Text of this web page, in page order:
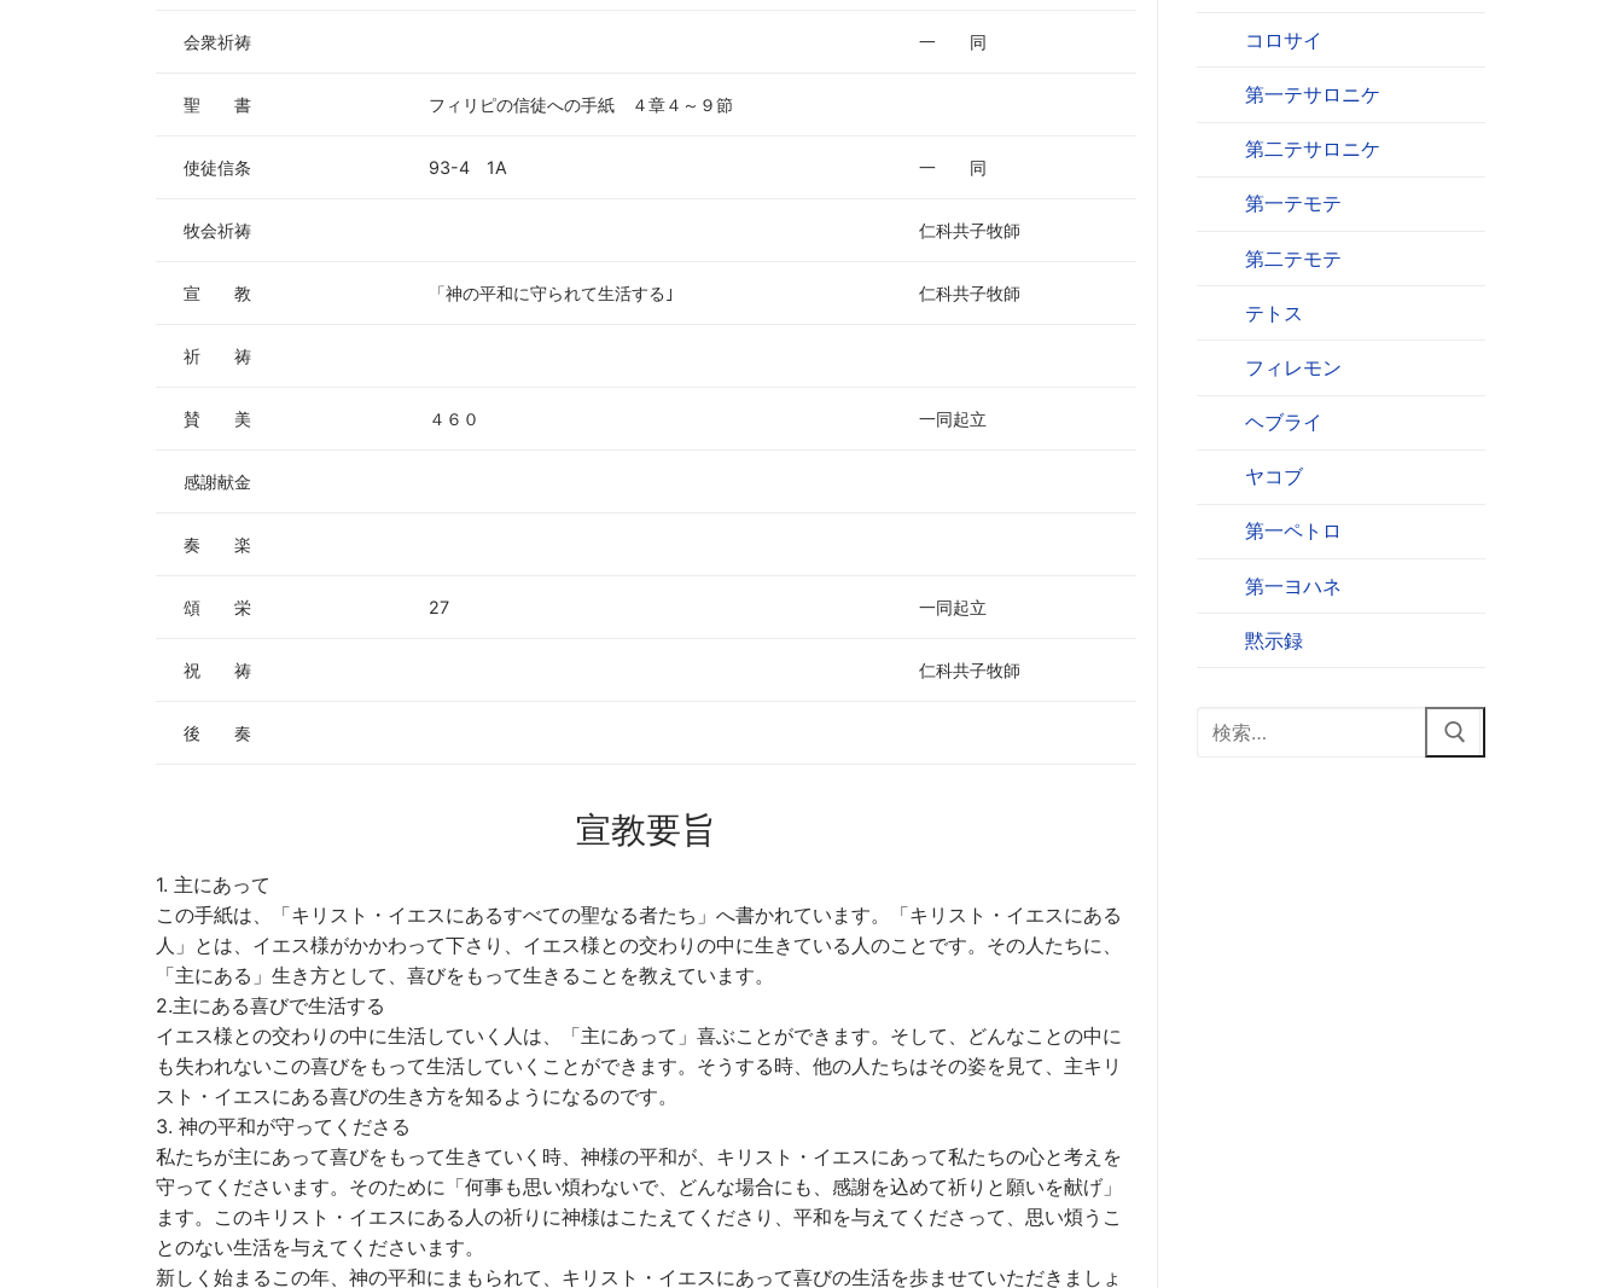
会衆祈祷 一 同
聖 書 フィリピの信徒への手紙 ４章４～９節
使徒信条 93-4 1A 一 同
牧会祈祷 仁科共子牧師
宣 教 「神の平和に守られて生活する ｣ 仁科共子牧師
祈 祷
賛 美 ４６０ 一同起立
感謝献金
奏 楽
頌 栄 27 一同起立
祝 祷 仁科共子牧師
後 奏
宣教要旨
1. 主にあって
この手紙は、「キリスト・イエスにあるすべての聖なる者たち」へ書かれています。「キリスト・イエスにある
人」とは、イエス様がかかわって下さり、イエス様との交わりの中に生きている人のことです。その人たちに、
「主にある」生き方として、喜びをもって生きることを教えています。
2.主にある喜びで生活する
イエス様との交わりの中に生活していく人は、「主にあって」喜ぶことができます。そして、どんなことの中に
も失われないこの喜びをもって生活していくことができます。そうする時、他の人たちはその姿を見て、主キリ
スト・イエスにある喜びの生き方を知るようになるのです。
3. 神の平和が守ってくださる
私たちが主にあって喜びをもって生きていく時、神様の平和が、キリスト・イエスにあって私たちの心と考えを
守ってくださいます。そのために「何事も思い煩わないで、どんな場合にも、感謝を込めて祈りと願いを献げ」
ます。このキリスト・イエスにある人の祈りに神様はこたえてくださり、平和を与えてくださって、思い煩うこ
とのない生活を与えてくださいます。
新しく始まるこの年、神の平和にまもられて、キリスト・イエスにあって喜びの生活を歩ませていただきましょ
コロサイ
第一テサロニケ
第二テサロニケ
第一テモテ
第二テモテ
テトス
フィレモン
ヘブライ
ヤコブ
第一ペトロ
第一ヨハネ
黙示録